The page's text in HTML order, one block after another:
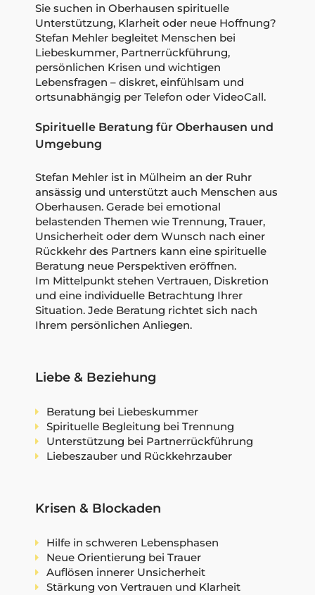
Sie suchen in Oberhausen spirituelle
Unterstützung, Klarheit oder neue Hoffnung?
Stefan Mehler begleitet Menschen bei
Liebeskummer, Partnerrückführung,
persönlichen Krisen und wichtigen
Lebensfragen – diskret, einfühlsam und
ortsunabhängig per Telefon oder VideoCall.
Spirituelle Beratung für Oberhausen und
Umgebung
Stefan Mehler ist in Mülheim an der Ruhr
ansässig und unterstützt auch Menschen aus
Oberhausen. Gerade bei emotional
belastenden Themen wie Trennung, Trauer,
Unsicherheit oder dem Wunsch nach einer
Rückkehr des Partners kann eine spirituelle
Beratung neue Perspektiven eröffnen.
Im Mittelpunkt stehen Vertrauen, Diskretion
und eine individuelle Betrachtung Ihrer
Situation. Jede Beratung richtet sich nach
Ihrem persönlichen Anliegen.
Liebe & Beziehung
Beratung bei Liebeskummer
Spirituelle Begleitung bei Trennung
Unterstützung bei Partnerrückführung
Liebeszauber und Rückkehrzauber
Krisen & Blockaden
Hilfe in schweren Lebensphasen
Neue Orientierung bei Trauer
Auflösen innerer Unsicherheit
Stärkung von Vertrauen und Klarheit